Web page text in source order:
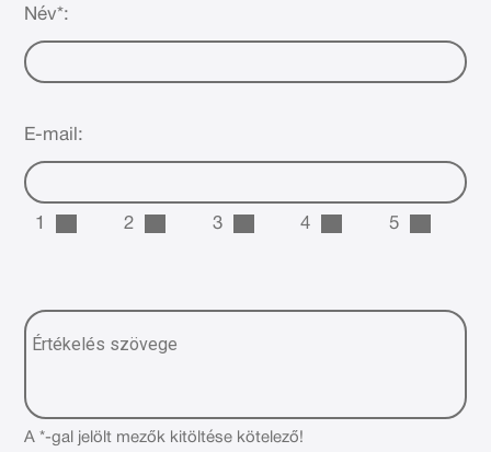
Név*:
E-mail:
1 2 3 4 5
A *-gal jelölt mezők kitöltése kötelező!